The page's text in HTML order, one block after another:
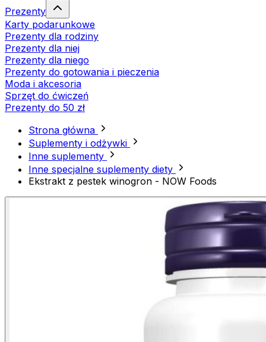
Prezenty
Karty podarunkowe
Prezenty dla rodziny
Prezenty dla niej
Prezenty dla niego
Prezenty do gotowania i pieczenia
Moda i akcesoria
Sprzęt do ćwiczeń
Prezenty do 50 zł
Strona główna
Suplementy i odżywki
Inne suplementy
Inne specjalne suplementy diety
Ekstrakt z pestek winogron - NOW Foods